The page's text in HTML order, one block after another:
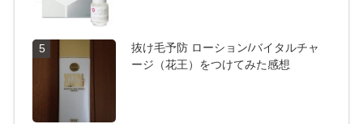
5
抜け毛予防 ローション/バイタルチャ
ージ（花王）をつけてみた感想